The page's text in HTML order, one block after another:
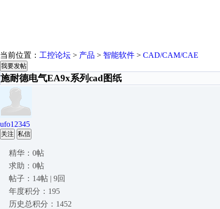
当前位置： 工控论坛 > 产品 > 智能软件 > CAD/CAM/CAE
我要发帖
施耐德电气EA9x系列cad图纸
ufo12345
关注 私信
精华：0帖
求助：0帖
帖子：14帖 | 9回
年度积分：195
历史总积分：1452